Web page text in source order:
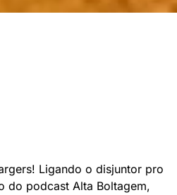
Ligando o disjuntor pro
do podcast Alta Boltagem,